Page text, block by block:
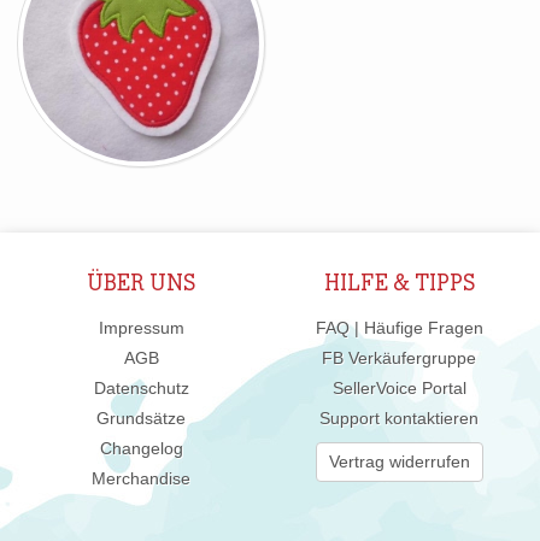
ÜBER UNS
Impressum
AGB
Datenschutz
Grundsätze
Changelog
Merchandise
HILFE & TIPPS
FAQ | Häufige Fragen
FB Verkäufergruppe
SellerVoice Portal
Support kontaktieren
Vertrag widerrufen